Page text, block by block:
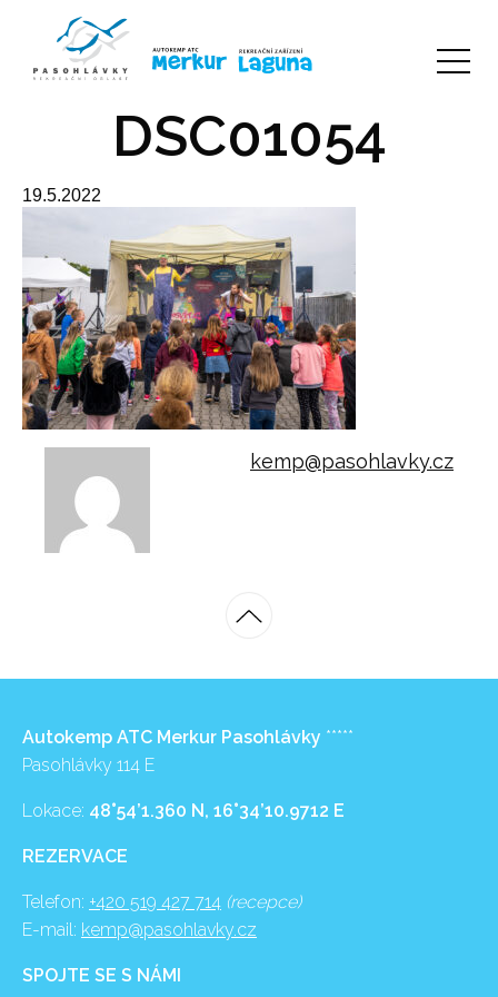
DSC01054
19.5.2022
kemp@pasohlavky.cz
Autokemp ATC Merkur Pasohlávky *****
Pasohlávky 114 E
Lokace: 48°54’1.360 N, 16°34’10.9712 E
REZERVACE
Telefon: +420 519 427 714 (recepce)
E-mail: kemp@pasohlavky.cz
SPOJTE SE S NÁMI